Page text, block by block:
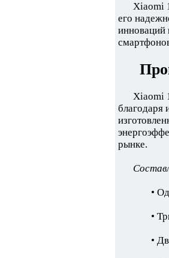
Xiaomi
его
инноваций
Xiaomi
благодаря
рынке.
•
•
•